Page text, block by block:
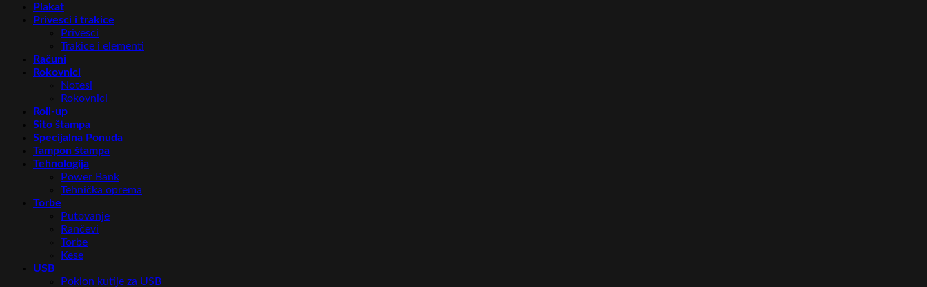
Plakat
Privesci i trakice
Privesci
Trakice i elementi
Računi
Rokovnici
Notesi
Rokovnici
Roll-up
Sito štampa
Specijalna Ponuda
Tampon štampa
Tehnologija
Power Bank
Tehnička oprema
Torbe
Putovanje
Rančevi
Torbe
Kese
USB
Poklon kutije za USB